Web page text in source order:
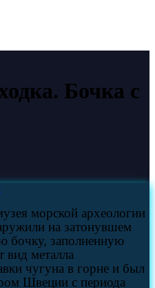
Бочка с
морской археологии
на затонувшем
бочку, заполненную
металла
чугуна в горне и был
Швеции с периода